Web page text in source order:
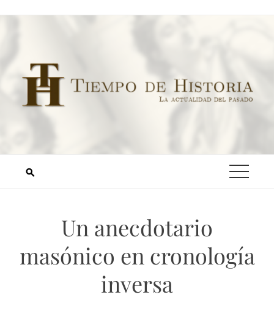
Un anecdotario
masónico en cronología
inversa